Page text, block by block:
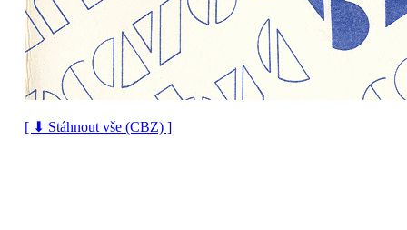
[ ⬇ Stáhnout vše (CBZ) ]